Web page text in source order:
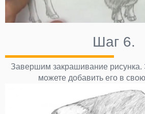
Шаг 6.
Завершим закрашивание рисунка.
можете добавить его в